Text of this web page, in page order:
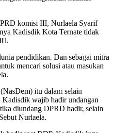
komisi III, Nurlaela Syarif
Kadisdik Kota Ternate tidak
pendidikan. Dan sebagai mitra
mencari solusi atau masukan
itu dalam selain
wajib hadir undangan
diundang DPRD hadir, selain
Nurlaela.